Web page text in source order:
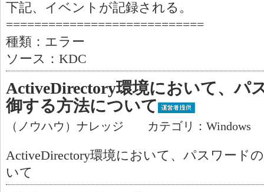
下記、イベントが記録される。
============================
種類：エラー
ソース：KDC
ActiveDirectory環境において、パ
御する方法について
（ノウハウ）ナレッジ カテゴリ：Windows
ActiveDirectory環境において、パスワード
いて